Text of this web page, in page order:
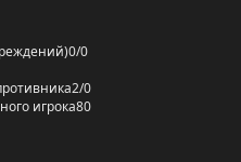
0/0
2/0
игрока80